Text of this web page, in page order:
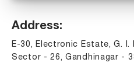
Address:
E-30, Electronic Estate, G. I.
Sector - 26, Gandhinagar -